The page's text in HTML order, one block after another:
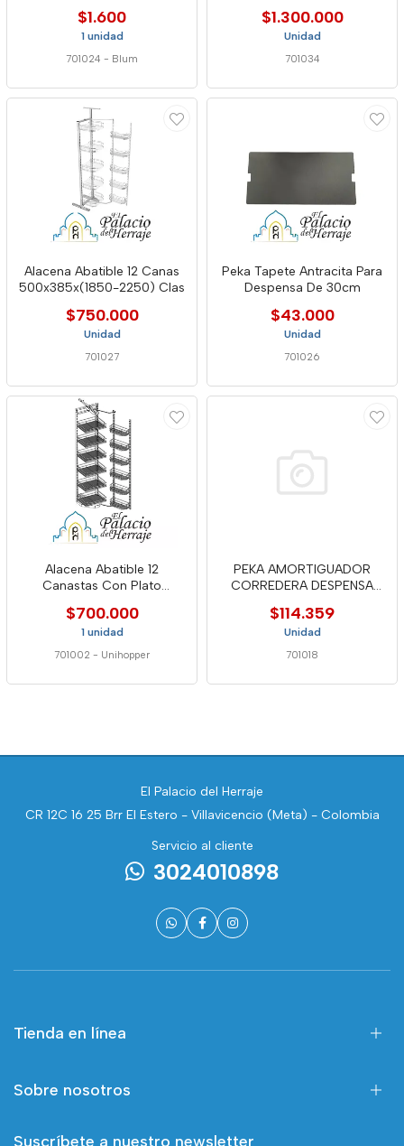
$1.600
1 unidad
701024 - Blum
$1.300.000
Unidad
701034
Alacena Abatible 12 Canas
500x385x(1850-2250) Clas
$750.000
Unidad
701027
Peka Tapete Antracita Para
Despensa De 30cm
$43.000
Unidad
701026
Alacena Abatible 12
Canastas Con Plato
$700.000
1 unidad
701002 - Unihopper
PEKA AMORTIGUADOR
CORREDERA DESPENSA
$114.359
Unidad
701018
El Palacio del Herraje
CR 12C 16 25 Brr El Estero - Villavicencio (Meta) - Colombia
Servicio al cliente
3024010898
Tienda en línea
Sobre nosotros
Suscríbete a nuestro newsletter